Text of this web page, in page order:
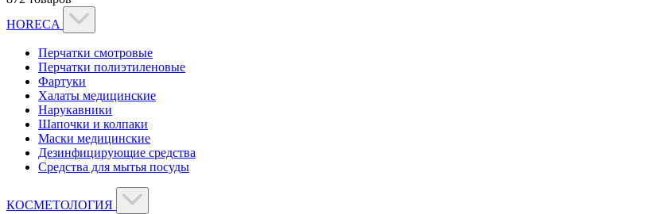
HORECA
Перчатки смотровые
Перчатки полиэтиленовые
Фартуки
Халаты медицинские
Нарукавники
Шапочки и колпаки
Маски медицинские
Дезинфицирующие средства
Средства для мытья посуды
КОСМЕТОЛОГИЯ